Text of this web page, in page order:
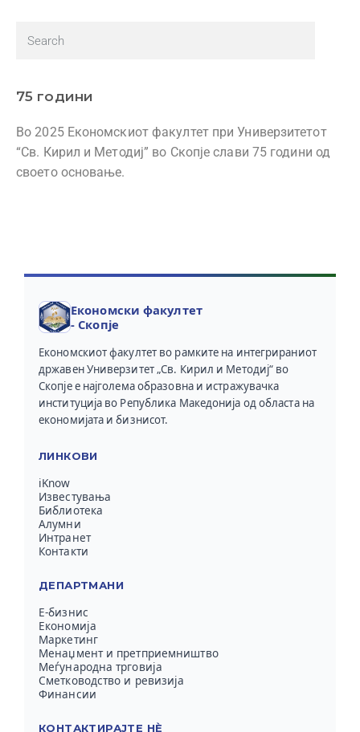
75 години
Во 2025 Економскиот факултет при Универзитетот
“Св. Кирил и Методиј” во Скопје слави 75 години од
своето основање.
Економски факултет
- Скопје
Економскиот факултет во рамките на интегрираниот
државен Универзитет „Св. Кирил и Методиј“ во
Скопје е најголема образовна и истражувачка
институција во Република Македонија од областа на
економијата и бизнисот.
ЛИНКОВИ
iKnow
Известувања
Библиотека
Алумни
Интранет
Контакти
ДЕПАРТМАНИ
Е-бизнис
Економија
Маркетинг
Менаџмент и претприемништво
Меѓународна трговија
Сметководство и ревизија
Финансии
КОНТАКТИРАЈТЕ НЀ